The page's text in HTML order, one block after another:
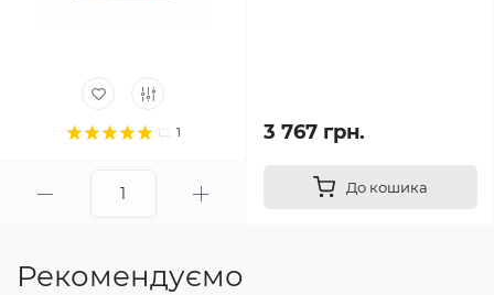
1 3 767 грн.
До кошика
Рекомендуємо